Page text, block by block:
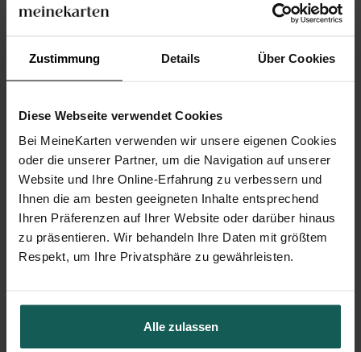
Zustimmung Details Über Cookies
Diese Webseite verwendet Cookies
Bei MeineKarten verwenden wir unsere eigenen Cookies
oder die unserer Partner, um die Navigation auf unserer
Website und Ihre Online-Erfahrung zu verbessern und
Ihnen die am besten geeigneten Inhalte entsprechend
Ihren Präferenzen auf Ihrer Website oder darüber hinaus
zu präsentieren. Wir behandeln Ihre Daten mit größtem
Respekt, um Ihre Privatsphäre zu gewährleisten.
Alle zulassen
Textbeispiele für Ihre
Hier finden Sie eine kleine
Sammlung von
Beispieltexten für Ihre
Danksagungskarten, mit
denen Sie allen
Angehörigen, die an Ihrer
Hochzeit anwesend
waren, danken können.
romantische Hochzeit
Fototipps für Ihre
Wunderschöne Fotos für
Ihre Danksagungskarten.
Wir helfen Ihnen bei der
Auswahl des idealen
Fotos für Ihre
Danksagungskarten
Ihre Liebe perfekt
repräsentiert.